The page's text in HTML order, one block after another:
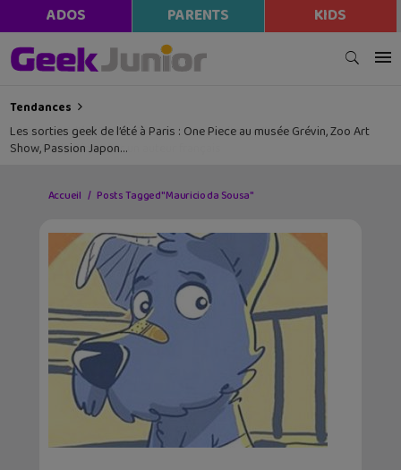
ADOS PARENTS KIDS
Tendances
Les sorties geek de l’été à Paris : One Piece au musée Grévin, Zoo Art
Show, Passion Japon…
Accueil Posts Tagged "Mauricio da Sousa"